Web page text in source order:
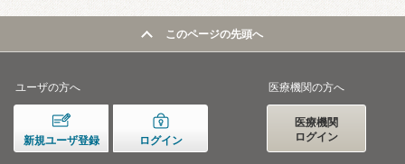
このページの先頭へ
ユーザの方へ
新規ユーザ登録 ログイン
医療機関の方へ
医療機関
ログイン